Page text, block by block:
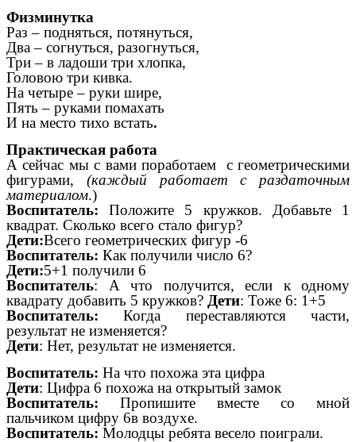
Физминутка
Раз – подняться, потянуться,
Два – согнуться, разогнуться,
Три – в ладоши три хлопка,
Головою три кивка.
На четыре – руки шире,
Пять – руками помахать
И на место тихо встать.
Практическая работа
А сейчас мы с вами поработаем с геометрическими
фигурами, (каждый работает с раздаточным
материалом.)
Воспитатель:Положите 5 кружков. Добавьте 1
квадрат. Сколько всего стало фигур?
Дети:Всего геометрических фигур -6
Воспитатель: Как получили число 6?
Дети:5+1 получили 6
Воспитатель: А что получится, если к одному
квадрату добавить 5 кружков? Дети: Тоже 6: 1+5
Воспитатель: Когда переставляются части,
результат не изменяется?
Дети: Нет, результат не изменяется.
Воспитатель: На что похожа эта цифра
Дети: Цифра 6 похожа на открытый замок
Воспитатель: Пропишите вместе со мной
пальчиком цифру 6в воздухе.
Воспитатель: Молодцы ребята весело поиграли.